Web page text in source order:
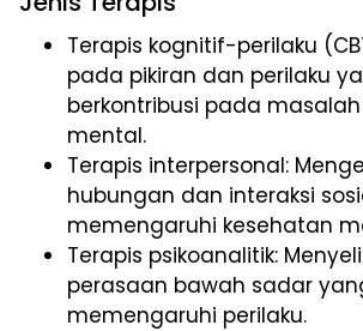
Terapis kognitif-perilaku
pada pikiran dan perilaku
berkontribusi pada
mental.
Terapis interpersonal:
hubungan dan interaksi
memengaruhi kesehatan
Terapis psikoanalitik:
perasaan bawah sadar
memengaruhi perilaku.